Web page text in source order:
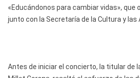
«Educándonos para cambiar vidas», que
junto con la Secretaría de la Cultura y las
Antes de iniciar el concierto, la titular de